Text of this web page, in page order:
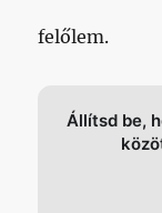
felőlem.
Állítsd be,